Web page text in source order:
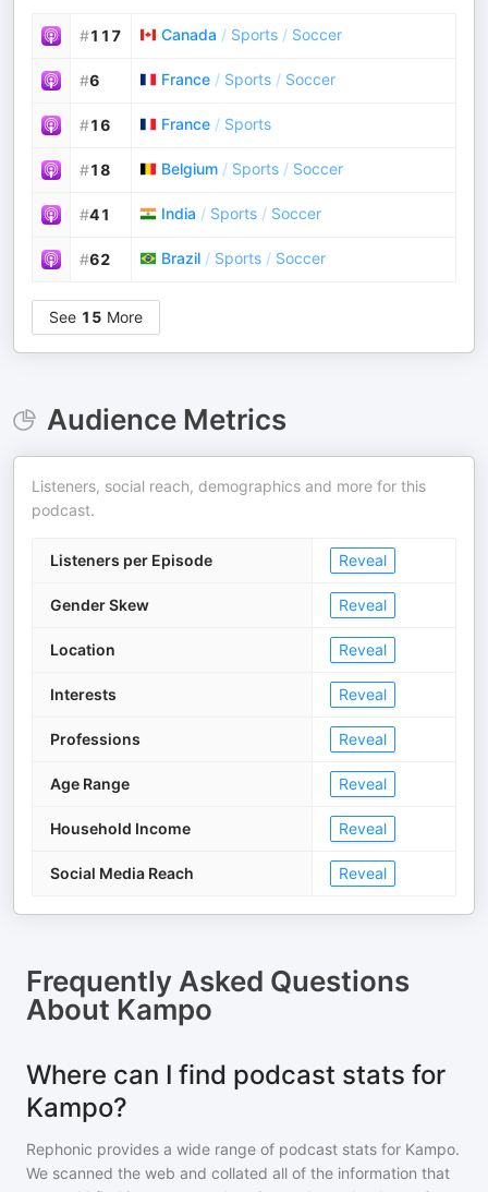
#117 Canada / Sports / Soccer
#6 France / Sports / Soccer
#16 France / Sports
#18 Belgium / Sports / Soccer
#41 India / Sports / Soccer
#62 Brazil / Sports / Soccer
See 15 More
Audience Metrics
Listeners, social reach, demographics and more for this
podcast.
Listeners per Episode Reveal
Gender Skew Reveal
Location Reveal
Interests Reveal
Professions Reveal
Age Range Reveal
Household Income Reveal
Social Media Reach Reveal
Frequently Asked Questions
About Kampo
Where can I find podcast stats for
Kampo?
Rephonic provides a wide range of podcast stats for Kampo.
We scanned the web and collated all of the information that